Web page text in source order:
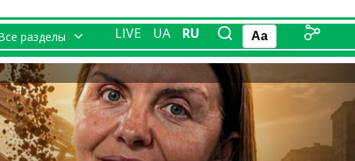
разделы LIVE UA RU Aa